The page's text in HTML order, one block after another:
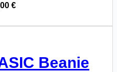
€
Beanie